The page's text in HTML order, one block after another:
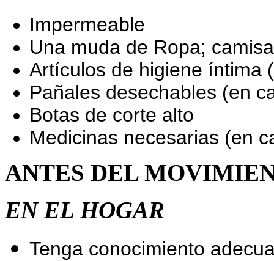
Impermeable
Una muda de Ropa;
Artículos de higiene íntima
Pañales desechables (en
Botas de corte alto
Medicinas necesarias (en
ANTES DEL
EN EL HOGAR
Tenga conocimiento